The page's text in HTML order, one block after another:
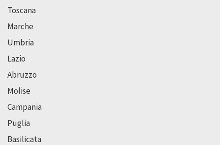
Toscana
Marche
Umbria
Lazio
Abruzzo
Molise
Campania
Puglia
Basilicata